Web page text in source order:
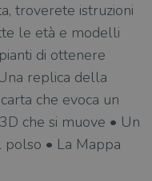
troverete istruzioni
le età e modelli
di ottenere
replica della
che evoca un
che si muove • Un
polso • La Mappa